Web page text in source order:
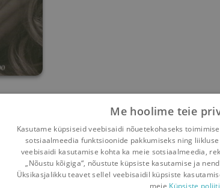
Me hoolime teie
Kasutame küpsiseid veebisaidi nõuetekohaseks
sotsiaalmeedia funktsioonide pakkumiseks ning
veebisaidi kasutamise kohta ka meie sotsiaalmeedia,
„Nõustu kõigiga“, nõustute küpsiste kasutamise ja
Üksikasjalikku teavet sellel veebisaidil küpsiste
meie Küpsiste